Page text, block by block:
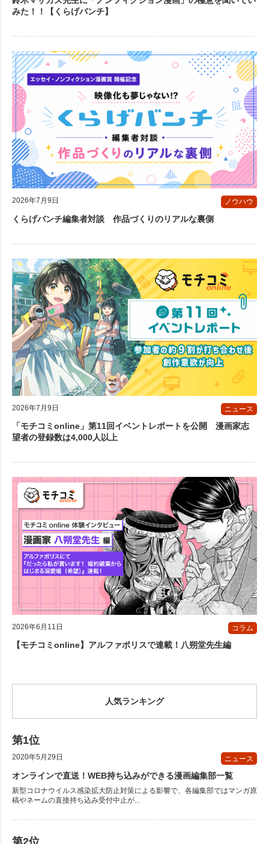
みた！！【くらげバンチ】
2026年7月9日 ノウハウ
くらげバンチ編集者対談 作品づくりのリアルな裏側
2026年7月9日 ニュース
「モチコミonline」第11回イベントレポートを公開 漫画家志
望者の登録数は4,000人以上
2026年6月11日 コラム
【モチコミonline】アルファポリスで連載！八朔堂先生編
人気ランキング
2020年5月29日 ニュース
オンラインで直送！WEB持ち込みができる漫画編集部一覧
新型コロナウイルス感染拡大防止対策による影響で、各編集部ではマンガ原
稿やネームの直接持ち込み受付中止が...